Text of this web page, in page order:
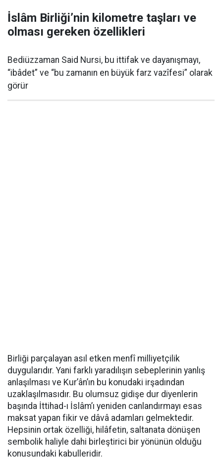
İslâm Birliği’nin kilometre taşları ve
olması gereken özellikleri
Bediüzzaman Said Nursi, bu ittifak ve dayanışmayı,
“ibâdet” ve “bu zamanın en büyük farz vazîfesi” olarak
görür
Birliği parçalayan asıl etken menfî milliyetçilik
duygularıdır. Yani farklı yaradılışın sebeplerinin yanlış
anlaşılması ve Kur’ân’ın bu konudaki irşadından
uzaklaşılmasıdır. Bu olumsuz gidişe dur diyenlerin
başında İttihad-ı İslâm’ı yeniden canlandırmayı esas
maksat yapan fikir ve dâvâ adamları gelmektedir.
Hepsinin ortak özelliği, hilâfetin, saltanata dönüşen
sembolik haliyle dahi birleştirici bir yönünün olduğu
konusundaki kabulleridir.